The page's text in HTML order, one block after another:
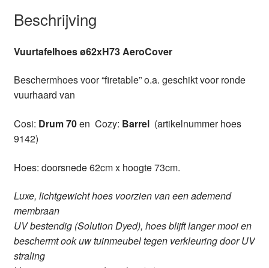
Beschrijving
Vuurtafelhoes ø62xH73 AeroCover
Beschermhoes voor “firetable” o.a. geschikt voor ronde
vuurhaard van
Cosi: Drum 70en Cozy: Barrel(artikelnummer hoes
9142)
Hoes: doorsnede 62cm x hoogte 73cm.
Luxe, lichtgewicht hoes voorzien van een ademend
membraan
UV bestendig (Solution Dyed), hoes blijft langer mooi en
beschermt ook uw tuinmeubel tegen verkleuring door UV
straling